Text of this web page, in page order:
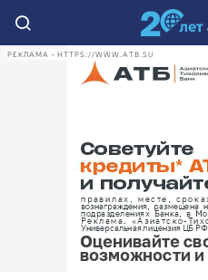
РЕКЛАМА • HTTPS://WWW.ATB.SU